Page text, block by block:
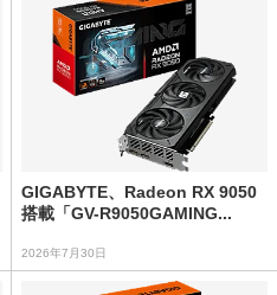
GIGABYTE、Radeon RX 9050
搭載「GV-R9050GAMING...
2026年7月30日